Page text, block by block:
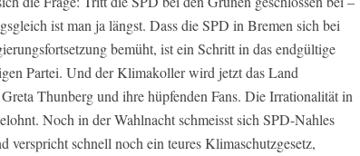
ist man ja längst. Dass die SPD in Bremen sich bei
bemüht, ist ein Schritt in das endgültige
Partei. Und der Klimakoller wird jetzt das Land
Thunberg und ihre hüpfenden Fans. Die Irrationalität in
Noch in der Wahlnacht schmeisst sich SPD-Nahles
verspricht schnell noch ein teures Klimaschutzgesetz,